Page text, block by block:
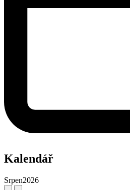
Kalendář
Srpen2026